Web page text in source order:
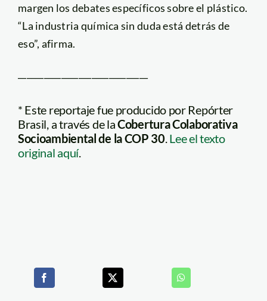
margen los debates específicos sobre el plástico.
“La industria química sin duda está detrás de
eso”, afirma.
* Este reportaje fue producido por Repórter
Brasil, a través de laCobertura Colaborativa
Socioambiental de la COP 30 Lee el texto
original aquí.